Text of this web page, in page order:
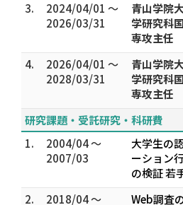
3.
2024/04/01 ～
2026/03/31
青山学院
学研究科
専攻主任
4.
2026/04/01 ～
2028/03/31
青山学院
学研究科
専攻主任
研究課題・受託研究・科研費
1.
2004/04 ～
2007/03
大学生の
ーション
の検証 若
2.
2018/04 ～
Web調査